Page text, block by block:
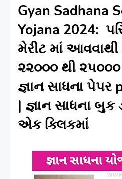
Gyan Sadhana
Yojana 2024:
મેરીટ માં આવવાથી
૨૨૦૦૦ થી
જ્ઞાન સાધના
| જ્ઞાન સાધના બુક
એક ક્લિકમાંં